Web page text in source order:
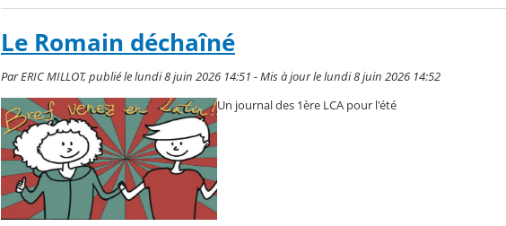
Le Romain déchaîné
Par ERIC MILLOT, publié le lundi 8 juin 2026 14:51 - Mis à jour le lundi 8 juin 2026 14:52
Un journal des 1ère LCA pour l'été